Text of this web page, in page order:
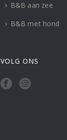
B&B aan zee
B&B met hond
VOLG ONS